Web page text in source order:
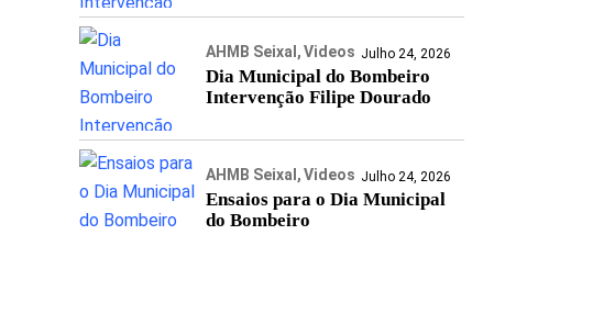
AHMB Seixal Videos Julho 24, 2026
Dia Municipal do Bombeiro
Intervenção Filipe Dourado
AHMB Seixal Videos Julho 24, 2026
Ensaios para o Dia Municipal
do Bombeiro